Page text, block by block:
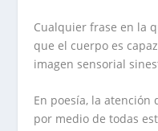
Cualquier frase en la
que el cuerpo es
imagen sensorial
En poesía, la atención
por medio de todas